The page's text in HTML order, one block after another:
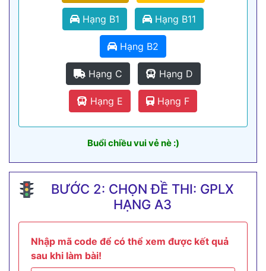
Hạng B1 Hạng B11
Hạng B2
Hạng C Hạng D
Hạng E Hạng F
Buổi chiều vui vẻ nè :)
BƯỚC 2: CHỌN ĐỀ THI: GPLX
HẠNG A3
Nhập mã code để có thể xem được kết quả
sau khi làm bài!